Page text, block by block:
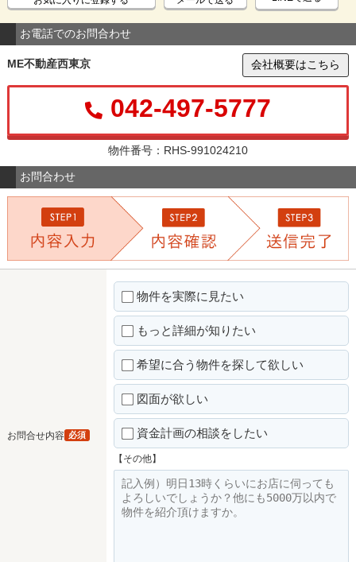
お電話でのお問合わせ
ME不動産西東京 会社概要はこちら
042-497-5777
物件番号：RHS-991024210
お問合わせ
お問合せ内容 必須
物件を実際に見たい
もっと詳細が知りたい
希望に合う物件を探して欲しい
図面が欲しい
資金計画の相談をしたい
【その他】